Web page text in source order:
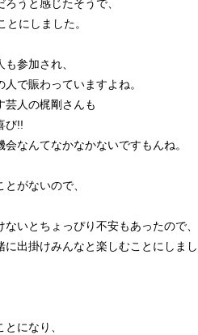
うと感じたそうで、
にしました。
参加され、
で賑わっていますよね。
芸人の梶剛さんも
び!!
なんてなかなかないですもんね。
がないので、
いとちょっぴり不安もあったので、
出掛けみんなと楽しむことにしまし
になり、